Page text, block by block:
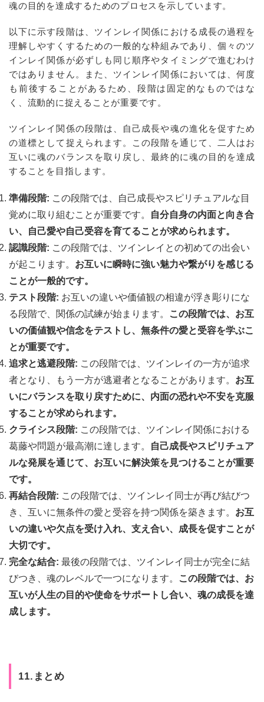
魂の目的を達成するためのプロセスを示しています。
以下に示す段階は、ツインレイ関係における成長の過程を
理解しやすくするための一般的な枠組みであり、個々のツ
インレイ関係が必ずしも同じ順序やタイミングで進むわけ
ではありません。また、ツインレイ関係においては、何度
も前後することがあるため、段階は固定的なものではな
く、流動的に捉えることが重要です。
ツインレイ関係の段階は、自己成長や魂の進化を促すため
の道標として捉えられます。この段階を通じて、二人はお
互いに魂のバランスを取り戻し、最終的に魂の目的を達成
することを目指します。
準備段階: この段階では、自己成長やスピリチュアルな目
覚めに取り組むことが重要です。
自分自身の内面と向き合
い、自己愛や自己受容を育てることが求められます。
認識段階: この段階では、ツインレイとの初めての出会い
が起こります。 お互いに瞬時に強い魅力や繋がりを感じる
ことが一般的です。
テスト段階: お互いの違いや価値観の相違が浮き彫りにな
る段階で、関係の試練が始まります。
この段階では、お互
いの価値観や信念をテストし、無条件の愛と受容を学ぶこ
とが重要です。
追求と逃避段階: この段階では、ツインレイの一方が追求
者となり、もう一方が逃避者となることがあります。 お互
いにバランスを取り戻すために、内面の恐れや不安を克服
することが求められます。
クライシス段階: この段階では、ツインレイ関係における
葛藤や問題が最高潮に達します。
自己成長やスピリチュア
ルな発展を通じて、お互いに解決策を見つけることが重要
です。
再結合段階: この段階では、ツインレイ同士が再び結びつ
き、互いに無条件の愛と受容を持つ関係を築きます。 お互
いの違いや欠点を受け入れ、支え合い、成長を促すことが
大切です。
完全な結合: 最後の段階では、ツインレイ同士が完全に結
びつき、魂のレベルで一つになります。
この段階では、お
互いが人生の目的や使命をサポートし合い、魂の成長を達
成します。
11.まとめ